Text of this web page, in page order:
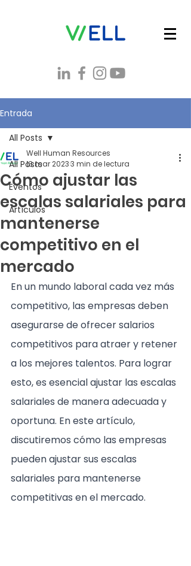
Entrada
All Posts
Eventos
Artículos
All Posts
Cómo ajustar las
escalas salariales para
mantenerse
competitivo en el
mercado
Well Human Resources
13 mar 20233 min de lectura
En un mundo laboral cada vez más
competitivo, las empresas deben
asegurarse de ofrecer salarios
competitivos para atraer y retener
a los mejores talentos. Para lograr
esto, es esencial ajustar las escalas
salariales de manera adecuada y
oportuna. En este artículo,
discutiremos cómo las empresas
pueden ajustar sus escalas
salariales para mantenerse
competitivas en el mercado.